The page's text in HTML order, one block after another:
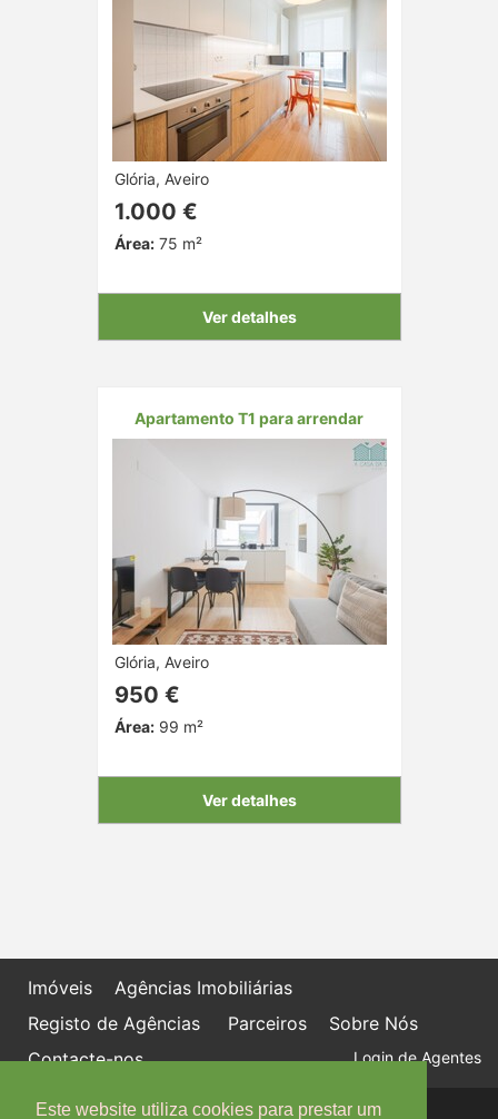
Este website utiliza cookies para prestar um
Glória, Aveiro
1.000 €
Área:75 m²
Ver detalhes
Apartamento T1 para arrendar
Glória, Aveiro
950 €
Área:99 m²
Ver detalhes
Imóveis
Agências Imobiliárias
Registo de Agências
Parceiros
Sobre Nós
Contacte-nos
Login de Agentes
Política de proteção de dados